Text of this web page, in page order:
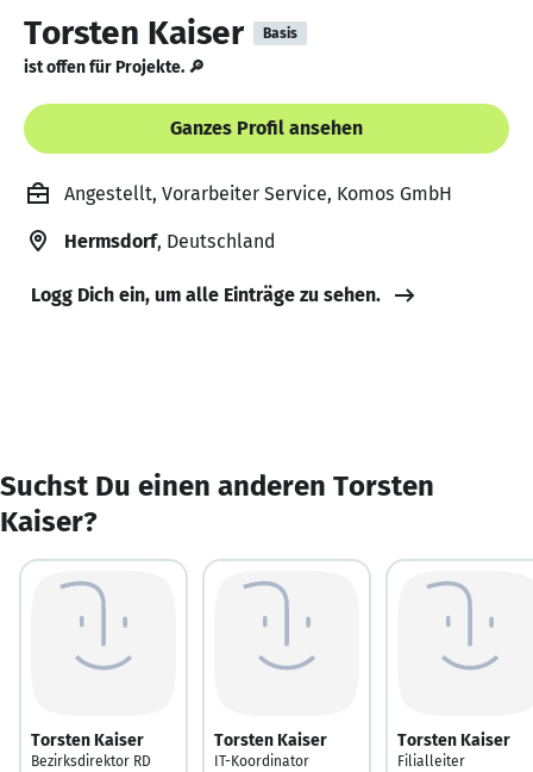
Torsten Kaiser Basis
ist offen für Projekte. 🔎
Ganzes Profil ansehen
Angestellt, Vorarbeiter Service, Komos GmbH
Hermsdorf, Deutschland
Logg Dich ein, um alle Einträge zu sehen.
Suchst Du einen anderen Torsten
Kaiser?
Torsten Kaiser
Bezirksdirektor RD
Torsten Kaiser
IT-Koordinator
Torsten Kaiser
Filialleiter